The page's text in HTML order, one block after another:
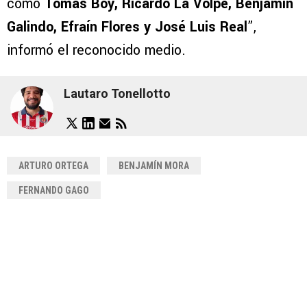
como Tomás Boy, Ricardo La Volpe, Benjamín
Galindo, Efraín Flores y José Luis Real”,
informó el reconocido medio.
Lautaro Tonellotto
ARTURO ORTEGA BENJAMÍN MORA
FERNANDO GAGO